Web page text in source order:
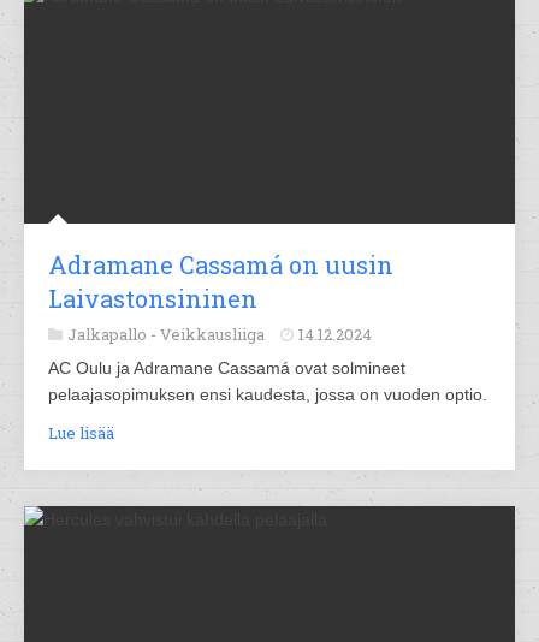
Adramane Cassamá on uusin
Laivastonsininen
Jalkapallo - Veikkausliiga 14.12.2024
AC Oulu ja Adramane Cassamá ovat solmineet
pelaajasopimuksen ensi kaudesta, jossa on vuoden optio.
Lue lisää